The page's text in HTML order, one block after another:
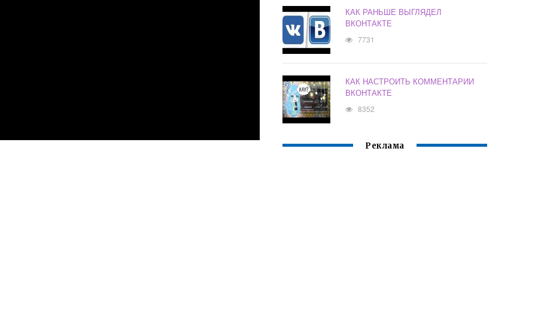
КАК РАНЬШЕ ВЫГЛЯДЕЛ
ВКОНТАКТЕ
7731
КАК НАСТРОИТЬ КОММЕНТАРИИ
ВКОНТАКТЕ
8352
Реклама